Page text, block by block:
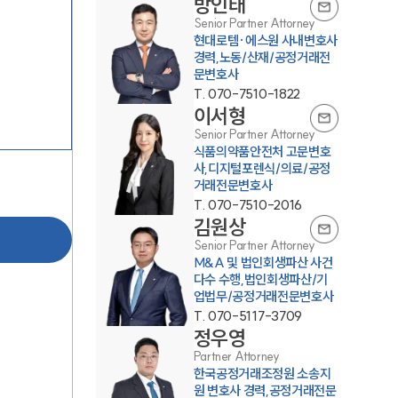
그룹소개
그룹소개
대륜의 강점
오시는 길
글로벌 파트너 로펌
고객의 소리
Senior Partner Attorney
현대로템·에스원 사내변호사
경력,노동/산재/공정거래전
문변호사
T. 070-7510-1822
이서형
Senior Partner Attorney
식품의약품안전처 고문변호
사,디지털포렌식/의료/공정
거래전문변호사
T. 070-7510-2016
김원상
Senior Partner Attorney
M&A 및 법인회생파산 사건
다수 수행,법인회생파산/기
업법무/공정거래전문변호사
T. 070-5117-3709
정우영
Partner Attorney
한국공정거래조정원 소송지
원 변호사 경력,공정거래전문